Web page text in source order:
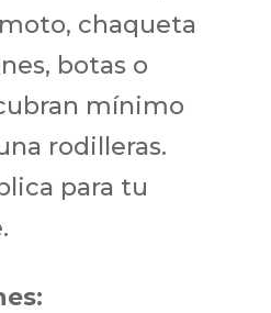
chaqueta
botas o
mínimo
rodilleras.
para tu